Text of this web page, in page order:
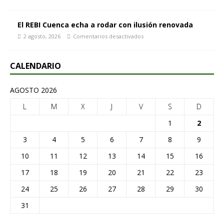
El REBI Cuenca echa a rodar con ilusión renovada
2 agosto, 2026 Comentarios desactivados
CALENDARIO
AGOSTO 2026
L
M X J V S
D
1
2
3
4 5 6 7 8
9
10
11 12 13 14 15
16
17
18 19 20 21 22
23
24
25 26 27 28 29
30
31